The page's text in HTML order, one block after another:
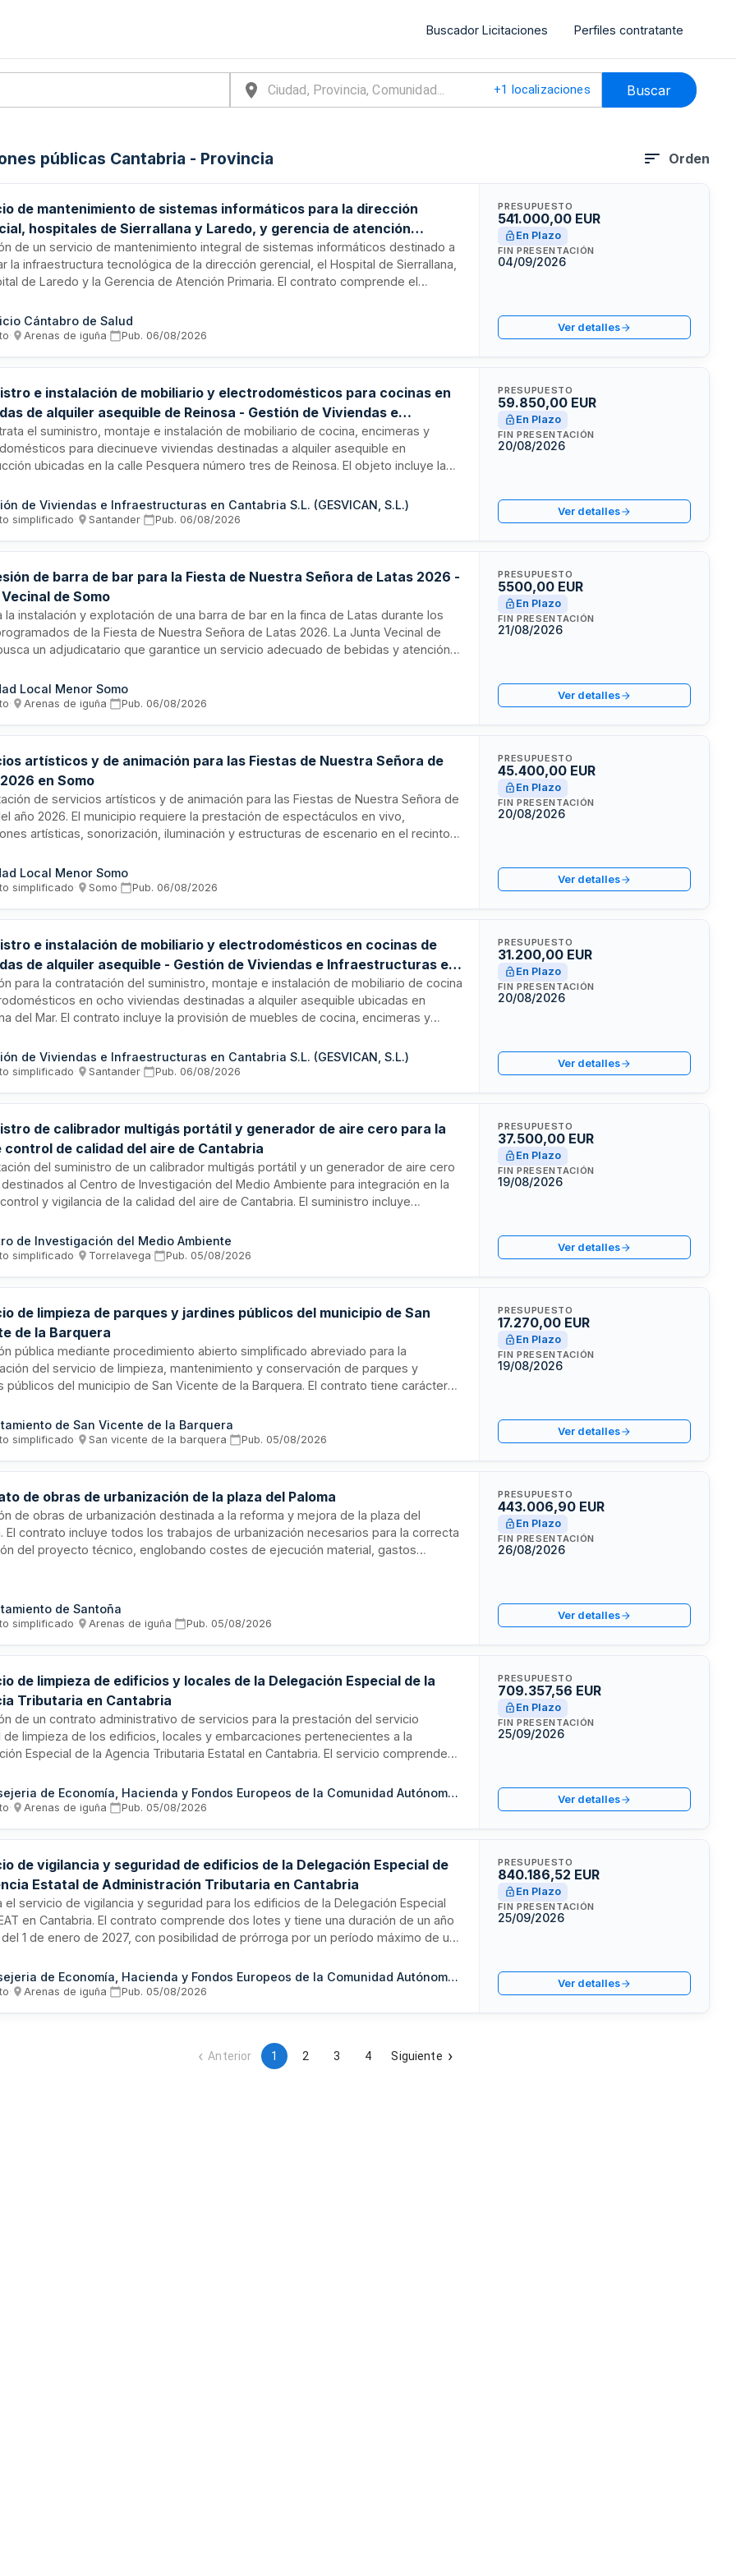
Buscador Licitaciones Perfiles contratante
+1 localizaciones Buscar
públicas Cantabria - Provincia Orden
de mantenimiento de sistemas informáticos para la dirección
hospitales de Sierrallana y Laredo, y gerencia de atención
de un servicio de mantenimiento integral de sistemas informáticos destinado a
la infraestructura tecnológica de la dirección gerencial, el Hospital de Sierrallana,
de Laredo y la Gerencia de Atención Primaria. El contrato comprende el
más prórroga potencial de veinticuatro meses. Se ejecutará mediante
abierto, con determinación del precio a tanto alzado conforme a la
Cántabro de Salud
· Arenas de iguña· Pub. 06/08/2026
PRESUPUESTO
541.000,00 EUR
En Plazo
FIN PRESENTACIÓN
04/09/2026
Ver detalles
e instalación de mobiliario y electrodomésticos para cocinas en
de alquiler asequible de Reinosa - Gestión de Viviendas e
en Cantabria
el suministro, montaje e instalación de mobiliario de cocina, encimeras y
para diecinueve viviendas destinadas a alquiler asequible en
ubicadas en la calle Pesquera número tres de Reinosa. El objeto incluye la
ubicación, garantizando que las viviendas cumplan con la normativa de
y dispongan de cocinas equipadas listas para la ocupación.
de Viviendas e Infraestructuras en Cantabria S.L. (GESVICAN, S.L.)
simplificado· Santander· Pub. 06/08/2026
PRESUPUESTO
59.850,00 EUR
En Plazo
FIN PRESENTACIÓN
20/08/2026
Ver detalles
de barra de bar para la Fiesta de Nuestra Señora de Latas 2026 -
de Somo
la instalación y explotación de una barra de bar en la finca de Latas durante los
de la Fiesta de Nuestra Señora de Latas 2026. La Junta Vecinal de
un adjudicatario que garantice un servicio adecuado de bebidas y atención al
calidad y normativa de precios.
Local Menor Somo
· Arenas de iguña· Pub. 06/08/2026
PRESUPUESTO
5500,00 EUR
En Plazo
FIN PRESENTACIÓN
21/08/2026
Ver detalles
artísticos y de animación para las Fiestas de Nuestra Señora de
en Somo
de servicios artísticos y de animación para las Fiestas de Nuestra Señora de
año 2026. El municipio requiere la prestación de espectáculos en vivo,
artísticas, sonorización, iluminación y estructuras de escenario en el recinto
técnico y artístico, montaje y desmontaje de infraestructuras, transporte,
y cumplimiento normativo en prevención de riesgos laborales e igualdad de
Local Menor Somo
simplificado· Somo· Pub. 06/08/2026
PRESUPUESTO
45.400,00 EUR
En Plazo
FIN PRESENTACIÓN
20/08/2026
Ver detalles
e instalación de mobiliario y electrodomésticos en cocinas de
de alquiler asequible - Gestión de Viviendas e Infraestructuras en
para la contratación del suministro, montaje e instalación de mobiliario de cocina
en ocho viviendas destinadas a alquiler asequible ubicadas en
del Mar. El contrato incluye la provisión de muebles de cocina, encimeras y
con la normativa de habitabilidad y estén listos para su ocupación por los
de Viviendas e Infraestructuras en Cantabria S.L. (GESVICAN, S.L.)
simplificado· Santander· Pub. 06/08/2026
PRESUPUESTO
31.200,00 EUR
En Plazo
FIN PRESENTACIÓN
20/08/2026
Ver detalles
de calibrador multigás portátil y generador de aire cero para la
control de calidad del aire de Cantabria
del suministro de un calibrador multigás portátil y un generador de aire cero
al Centro de Investigación del Medio Ambiente para integración en la
y vigilancia de la calidad del aire de Cantabria. El suministro incluye
y repuestos no consumibles.
de Investigación del Medio Ambiente
simplificado· Torrelavega· Pub. 05/08/2026
PRESUPUESTO
37.500,00 EUR
En Plazo
FIN PRESENTACIÓN
19/08/2026
Ver detalles
de limpieza de parques y jardines públicos del municipio de San
de la Barquera
pública mediante procedimiento abierto simplificado abreviado para la
del servicio de limpieza, mantenimiento y conservación de parques y
públicos del municipio de San Vicente de la Barquera. El contrato tiene carácter
la memoria y el pliego de cláusulas administrativas particulares. La
responsable designará un arquitecto técnico como supervisor de la
de San Vicente de la Barquera
simplificado· San vicente de la barquera· Pub. 05/08/2026
PRESUPUESTO
17.270,00 EUR
En Plazo
FIN PRESENTACIÓN
19/08/2026
Ver detalles
de obras de urbanización de la plaza del Paloma
de obras de urbanización destinada a la reforma y mejora de la plaza del
El contrato incluye todos los trabajos de urbanización necesarios para la correcta
del proyecto técnico, englobando costes de ejecución material, gastos
principalmente el precio ofertado.
de Santoña
simplificado· Arenas de iguña· Pub. 05/08/2026
PRESUPUESTO
443.006,90 EUR
En Plazo
FIN PRESENTACIÓN
26/08/2026
Ver detalles
de limpieza de edificios y locales de la Delegación Especial de la
Tributaria en Cantabria
de un contrato administrativo de servicios para la prestación del servicio
de limpieza de los edificios, locales y embarcaciones pertenecientes a la
Especial de la Agencia Tributaria Estatal en Cantabria. El servicio comprende
la Aduana de Santander y diversas infraestructuras portuarias. La contratación
en dos lotes independientes, permitiendo que un mismo adjudicatario
Consejeria de Economía, Hacienda y Fondos Europeos de la Comunidad Autónoma de Cantabria
· Arenas de iguña· Pub. 05/08/2026
PRESUPUESTO
709.357,56 EUR
En Plazo
FIN PRESENTACIÓN
25/09/2026
Ver detalles
de vigilancia y seguridad de edificios de la Delegación Especial de
Estatal de Administración Tributaria en Cantabria
el servicio de vigilancia y seguridad para los edificios de la Delegación Especial
en Cantabria. El contrato comprende dos lotes y tiene una duración de un año
1 de enero de 2027, con posibilidad de prórroga por un período máximo de un
mediante procedimiento abierto. Los licitadores deben estar inscritos en el
de Empresas de Seguridad y contar con la debida clasificación profesional.
Consejeria de Economía, Hacienda y Fondos Europeos de la Comunidad Autónoma de Cantabria
· Arenas de iguña· Pub. 05/08/2026
PRESUPUESTO
840.186,52 EUR
En Plazo
FIN PRESENTACIÓN
25/09/2026
Ver detalles
Anterior 1 2 3 4 Siguiente